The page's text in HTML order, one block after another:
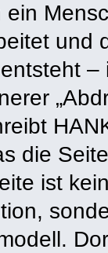
ein
und
–
die
ist